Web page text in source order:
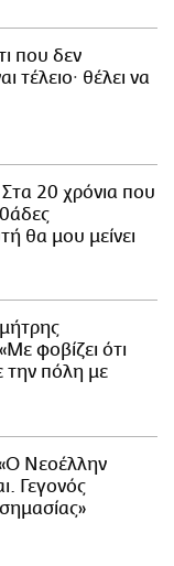
που δεν
τέλειο· θέλει να
20 χρόνια που
θα μου μείνει
φοβίζει ότι
την πόλη με
Νεοέλλην
Γεγονός